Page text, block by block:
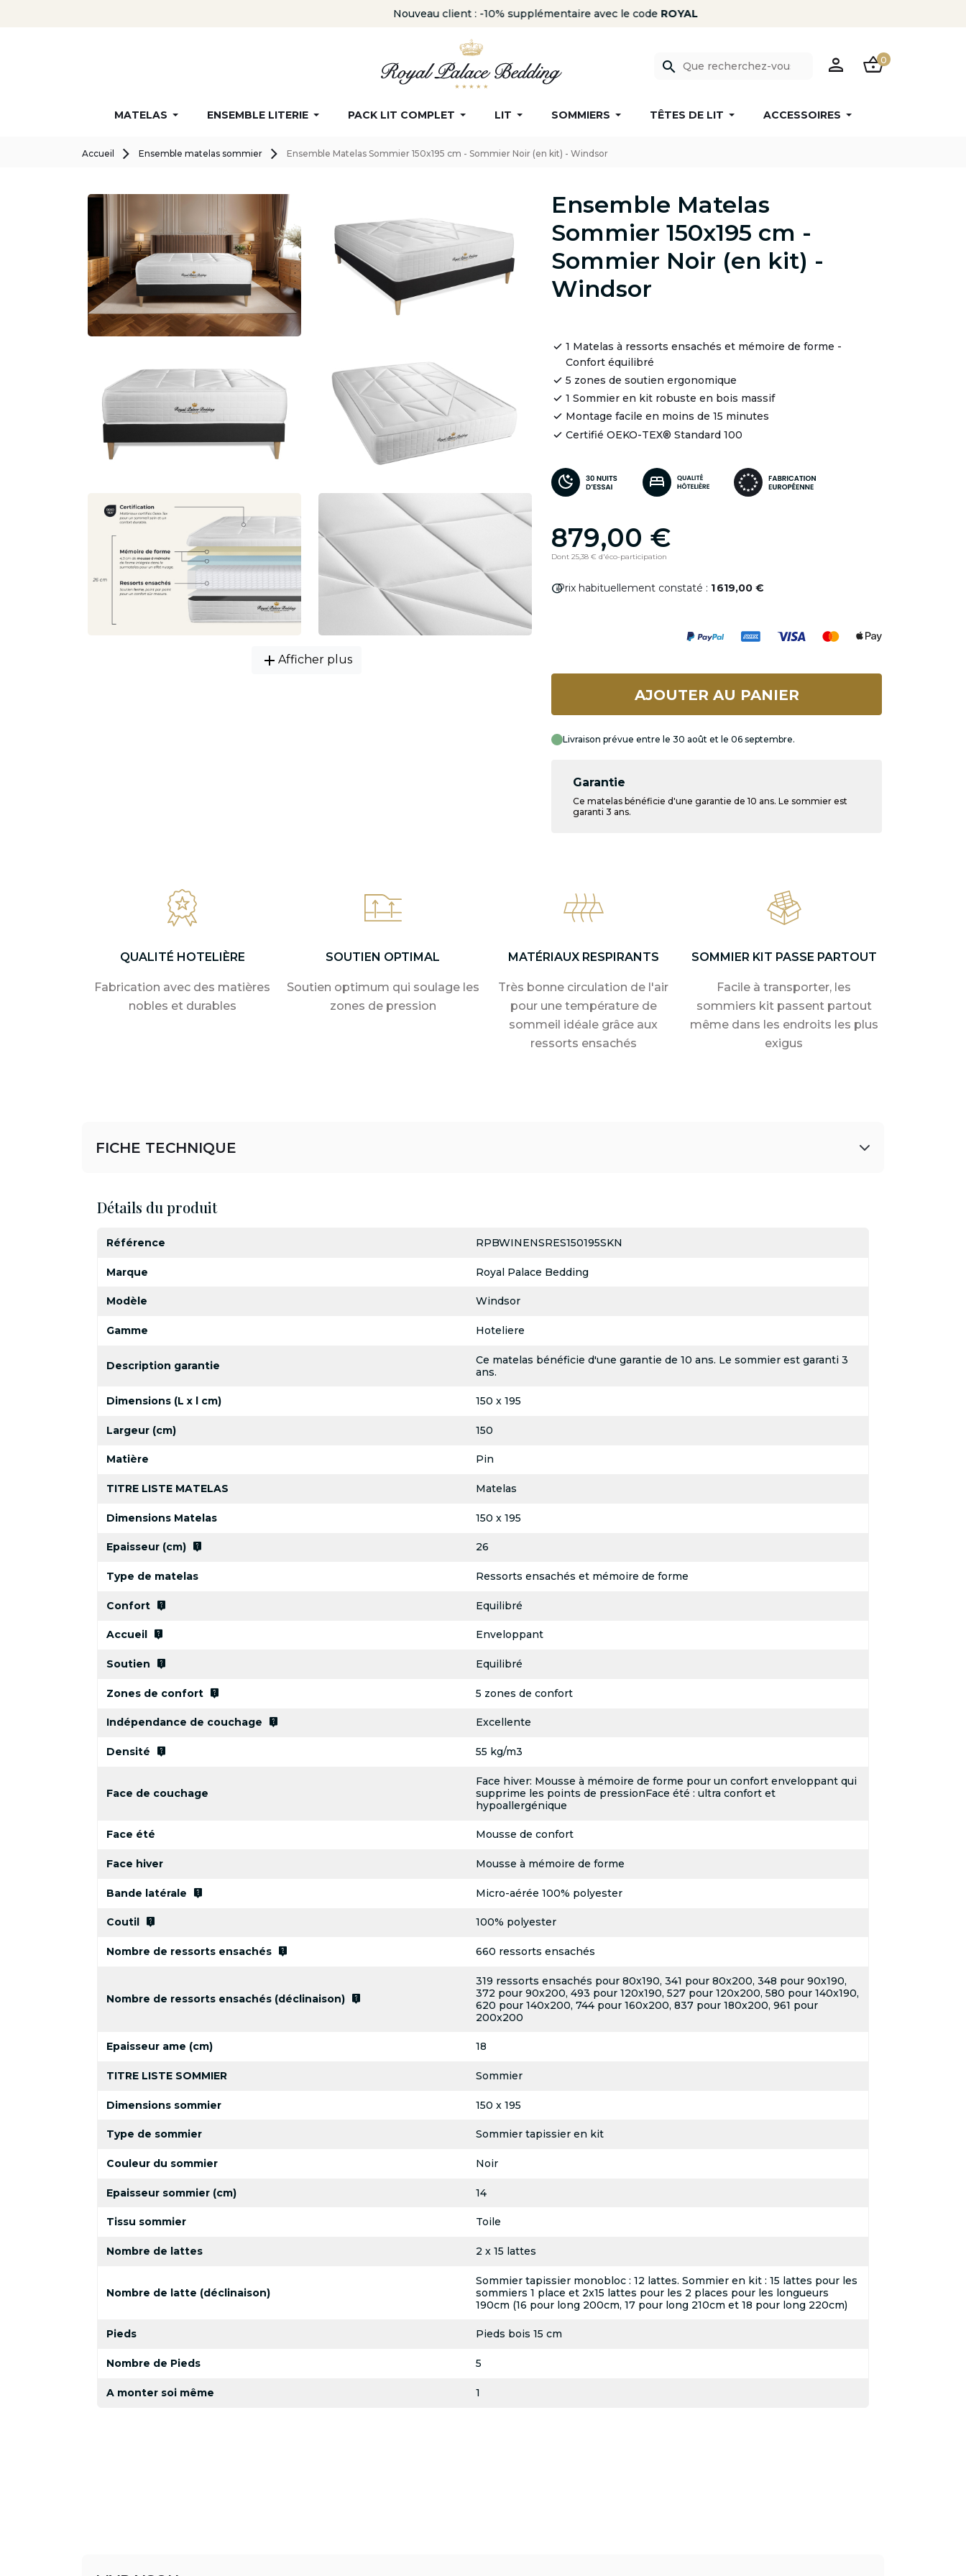
Nouveau client : -10% supplémentaire avec le codeROYAL
search PERSON SHOPPING_BASKET0
MATELAS ENSEMBLE LITERIE PACK LIT COMPLET LIT SOMMIERS TÊTES DE LIT ACCESSOIRES
Accueil Ensemble matelas sommier Ensemble Matelas Sommier 150x195 cm - Sommier Noir (en kit) - Windsor
add Afficher plus
Ensemble Matelas
Sommier 150x195 cm -
Sommier Noir (en kit) -
Windsor
1 Matelas à ressorts ensachés et mémoire de forme -
Confort équilibré
5 zones de soutien ergonomique
1 Sommier en kit robuste en bois massif
Montage facile en moins de 15 minutes
Certifié OEKO-TEX® Standard 100
879,00 €
Dont 25,38 € d'éco-participation
infoPrix habituellement constaté : 1 619,00 €
AJOUTER AU PANIER
Livraison prévue entre le 30 août et le 06 septembre.
Garantie
Ce matelas bénéficie d'une garantie de 10 ans. Le sommier est
garanti 3 ans.
QUALITÉ HOTELIÈRE
Fabrication avec des matières
nobles et durables
SOUTIEN OPTIMAL
Soutien optimum qui soulage les
zones de pression
MATÉRIAUX RESPIRANTS
Très bonne circulation de l'air
pour une température de
sommeil idéale grâce aux
ressorts ensachés
SOMMIER KIT PASSE PARTOUT
Facile à transporter, les
sommiers kit passent partout
même dans les endroits les plus
exigus
FICHE TECHNIQUE
Détails du produit
Référence RPBWINENSRES150195SKN
Marque Royal Palace Bedding
Modèle Windsor
Gamme Hoteliere
Description garantie
Ce matelas bénéficie d'une garantie de 10 ans. Le sommier est garanti 3
ans.
Dimensions (L x l cm) 150 x 195
Largeur (cm) 150
Matière Pin
TITRE LISTE MATELAS Matelas
Dimensions Matelas 150 x 195
Epaisseur (cm) live_help 26
Type de matelas Ressorts ensachés et mémoire de forme
Confort live_help Equilibré
Accueil live_help Enveloppant
Soutien live_help Equilibré
Zones de confort live_help 5 zones de confort
Indépendance de couchage live_help Excellente
Densité live_help 55 kg/m3
Face de couchage
Face hiver: Mousse à mémoire de forme pour un confort enveloppant qui
supprime les points de pressionFace été : ultra confort et
hypoallergénique
Face été Mousse de confort
Face hiver Mousse à mémoire de forme
Bande latérale live_help Micro-aérée 100% polyester
Coutil live_help 100% polyester
Nombre de ressorts ensachés live_help 660 ressorts ensachés
Nombre de ressorts ensachés (déclinaison) live_help
319 ressorts ensachés pour 80x190, 341 pour 80x200, 348 pour 90x190,
372 pour 90x200, 493 pour 120x190, 527 pour 120x200, 580 pour 140x190,
620 pour 140x200, 744 pour 160x200, 837 pour 180x200, 961 pour
200x200
Epaisseur ame (cm) 18
TITRE LISTE SOMMIER Sommier
Dimensions sommier 150 x 195
Type de sommier Sommier tapissier en kit
Couleur du sommier Noir
Epaisseur sommier (cm) 14
Tissu sommier Toile
Nombre de lattes 2 x 15 lattes
Nombre de latte (déclinaison)
Sommier tapissier monobloc : 12 lattes. Sommier en kit : 15 lattes pour les
sommiers 1 place et 2x15 lattes pour les 2 places pour les longueurs
190cm (16 pour long 200cm, 17 pour long 210cm et 18 pour long 220cm)
Pieds Pieds bois 15 cm
Nombre de Pieds 5
A monter soi même 1